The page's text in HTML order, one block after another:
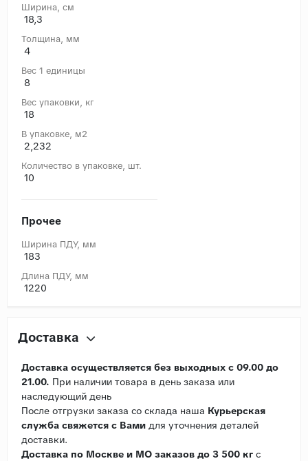
Ширина, cм
18,3
Толщина, мм
4
Вес 1 единицы
8
Вес упаковки, кг
18
В упаковке, м2
2,232
Количество в упаковке, шт.
10
Прочее
Ширина ПДУ, мм
183
Длина ПДУ, мм
1220
Доставка
Доставка осуществляется без выходных с 09.00 до
21.00. При наличии товара в день заказа или
наследующий день
После отгрузки заказа со склада наша Курьерская
служба свяжется с Вами для уточнения деталей
доставки.
Доставка по Москве и МО заказов до 3 500 кг с